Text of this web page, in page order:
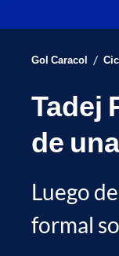
Gol Caracol /
Tadej
de
Luego
formal